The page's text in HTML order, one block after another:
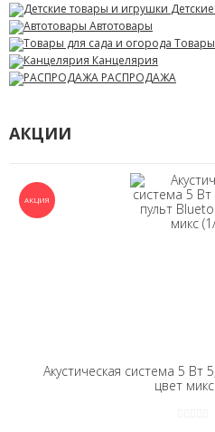
Автотовары
Канцелярия
РАСПРОДАЖА
АКЦИИ
Акустическая система 5 Вт
цвет